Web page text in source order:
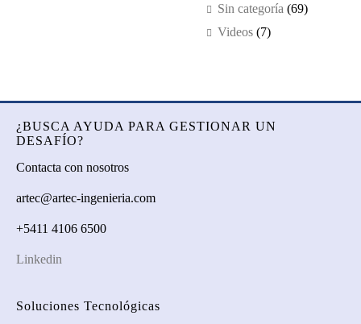
Sin categoría (69)
Videos (7)
¿BUSCA AYUDA PARA GESTIONAR UN
DESAFÍO?
Contacta con nosotros
artec@artec-ingenieria.com
+5411 4106 6500
Linkedin
Soluciones Tecnológicas